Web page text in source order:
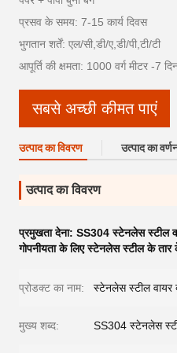
प्रसव के समय: 7-15 कार्य दिवस
भुगतान शर्तें: एल/सी,डी/ए,डी/पी,टी/टी
आपूर्ति की क्षमता: 1000 वर्ग मीटर -7
सबसे अच्छी कीमत पाएं
उत्पाद का विवरण उत्पाद का
उत्पाद का विवरण
प्रमुखता देना: SS304 स्टेनलेस स्टील
गोपनीयता के लिए स्टेनलेस स्टील के
प्रोडक्ट का नाम: स्टेनलेस स्टील वायर
मुख्य शब्द: SS304 स्टेनलेस